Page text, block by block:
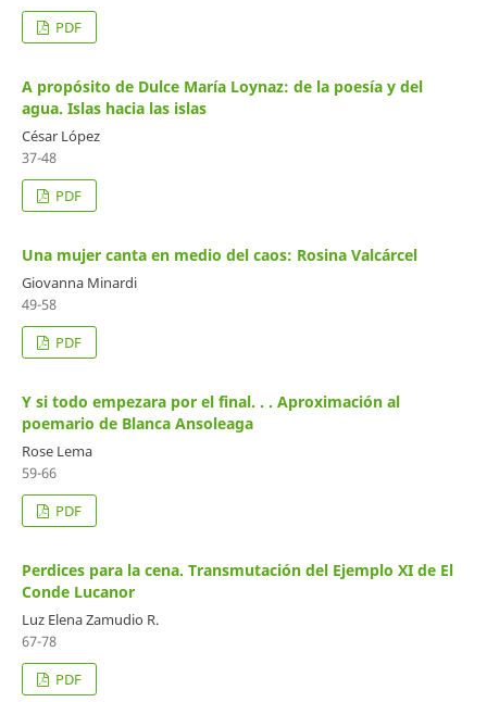
PDF
A propósito de Dulce María Loynaz: de la poesía y del
agua. Islas hacia las islas
César López
37-48
PDF
Una mujer canta en medio del caos: Rosina Valcárcel
Giovanna Minardi
49-58
PDF
Y si todo empezara por el final. . . Aproximación al
poemario de Blanca Ansoleaga
Rose Lema
59-66
PDF
Perdices para la cena. Transmutación del Ejemplo XI de El
Conde Lucanor
Luz Elena Zamudio R.
67-78
PDF